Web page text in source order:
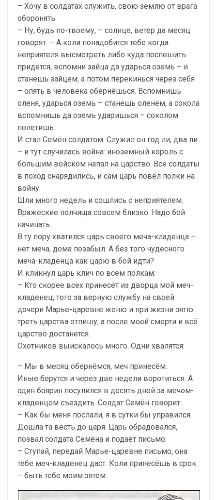
– Хочу в солдатах служить, свою землю от врага
оборонять
– Ну, будь по-твоему, – солнце, ветер да месяц
говорят. – А коли понадобится тебе когда
неприятеля высмотреть либо куда поспешить
придется, вспомни зайца да ударься оземь – и
станешь зайцем, а потом перекинься через себя
– опять в человека обернёшься. Вспомнишь
оленя, ударься оземь – станешь оленем, а сокола
вспомнишь да оземь ударишься – соколом
полетишь.
И стал Семён солдатом. Служил он год ли, два ли
– и тут случилась война: иноземный король с
большим войском напал на царство. Все солдаты
в поход снарядились, и сам царь повёл полки на
войну.
Шли много недель и сошлись с неприятелем.
Вражеские полчища совсем близко. Надо бой
начинать.
В ту пору хватился царь своего меча-кладенца –
нет меча, дома позабыл. А без того чудесного
меча-кладенца как царю в бой идти?
И кликнул царь клич по всем полкам:
– Кто скорее всех принесёт из дворца мой меч-
кладенец, того за верную службу на своей
дочери Марье-царевне женю и при жизни зятю
треть царства отпишу, а после моей смерти и всё
царство достанется.
Охотников выискалось много. Одни хвалятся:
– Мы в месяц обернёмся, меч принесём.
Иные берутся и через две недели воротиться. А
один боярин посулился в десять дней за мечом-
кладенцом съездить. Солдат Семён говорит:
– Как бы меня послали, я в сутки бы управился.
Дошла та весть до царя. Царь обрадовался,
позвал солдата Семёна и подаёт письмо:
– Ступай, передай Марье-царевне письмо, она
тебе меч-кладенец даст. Коли принесёшь в срок
– быть тебе моим зятем.